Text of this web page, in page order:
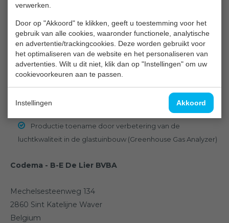
verwerken.
Door op "Akkoord" te klikken, geeft u toestemming voor het
gebruik van alle cookies, waaronder functionele, analytische
en advertentie/trackingcookies. Deze worden gebruikt voor
het optimaliseren van de website en het personaliseren van
advertenties. Wilt u dit niet, klik dan op "Instellingen" om uw
cookievoorkeuren aan te passen.
Instellingen Akkoord
Tel: +32 15 31 49 41
E-mail:
Website:www.mais.be
Gespecialiseerd in:
Glastuinbouw toepassingen (Greenhouse Gas Analyzer)
Luchtkwaliteitsmetingen in kassen (Greenhouse Gas
Productie toename door verbetering van de
luchtkwaliteit in de glastuinbouw (Greenhouse Gas Analyzer)
Codema - B-E De Lier BVBA
Mechelsesteenweg 134
2860 Sint Katelijne Waver
Belgium